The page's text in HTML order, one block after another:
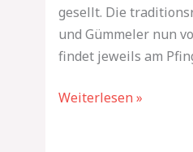
gesellt. Die
und Gümmeler nun
findet jeweils am
Weiterlesen »